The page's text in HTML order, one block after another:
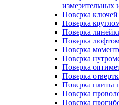
измерительных
Поверка
Поверка
Поверка
Поверка
Поверка
Поверка
Поверка
Поверка
Поверка плиты
Поверка
Поверка